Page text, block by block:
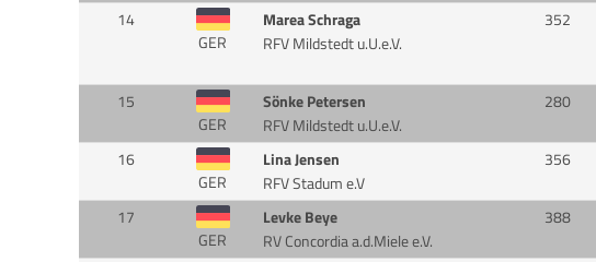
14
GER
Marea Schraga
RFV Mildstedt u.U.e.V.
352
15
GER
Sönke Petersen
RFV Mildstedt u.U.e.V.
280
16
GER
Lina Jensen
RFV Stadum e.V
356
17
GER
Levke Beye
RV Concordia a.d.Miele e.V.
388